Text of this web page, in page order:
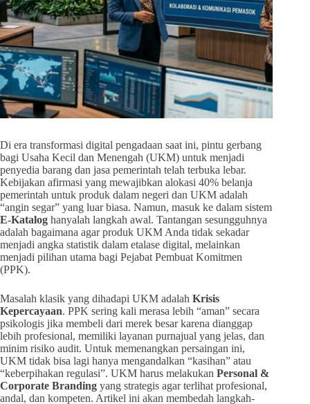
Di era transformasi digital pengadaan saat ini, pintu gerbang
bagi Usaha Kecil dan Menengah (UKM) untuk menjadi
penyedia barang dan jasa pemerintah telah terbuka lebar.
Kebijakan afirmasi yang mewajibkan alokasi 40% belanja
pemerintah untuk produk dalam negeri dan UKM adalah
“angin segar” yang luar biasa. Namun, masuk ke dalam sistem
E-Katalog hanyalah langkah awal. Tantangan sesungguhnya
adalah bagaimana agar produk UKM Anda tidak sekadar
menjadi angka statistik dalam etalase digital, melainkan
menjadi pilihan utama bagi Pejabat Pembuat Komitmen
(PPK).
Masalah klasik yang dihadapi UKM adalah Krisis
Kepercayaan. PPK sering kali merasa lebih “aman” secara
psikologis jika membeli dari merek besar karena dianggap
lebih profesional, memiliki layanan purnajual yang jelas, dan
minim risiko audit. Untuk memenangkan persaingan ini,
UKM tidak bisa lagi hanya mengandalkan “kasihan” atau
“keberpihakan regulasi”. UKM harus melakukan Personal &
Corporate Branding yang strategis agar terlihat profesional,
andal, dan kompeten. Artikel ini akan membedah langkah-